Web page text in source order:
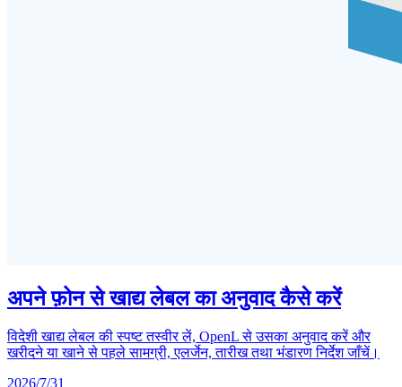
अपने फ़ोन से खाद्य लेबल का अनुवाद कैसे करें
विदेशी खाद्य लेबल की स्पष्ट तस्वीर लें, OpenL से उसका अनुवाद करें और
खरीदने या खाने से पहले सामग्री, एलर्जेन, तारीख तथा भंडारण निर्देश जाँचें।
2026/7/31